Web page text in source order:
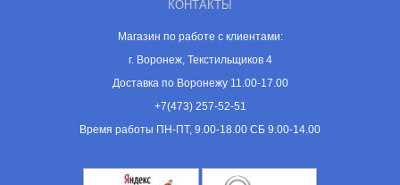
КОНТАКТЫ
Магазин по работе с клиентами:
г. Воронеж, Текстильщиков 4
Доставка по Воронежу 11.00-17.00
+7(473) 257-52-51
Время работы ПН-ПТ, 9.00-18.00 СБ 9.00-14.00